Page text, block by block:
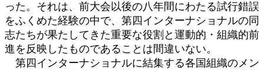
った。それは、前大会以後の八年間にわたる試行錯誤
をふくめた経験の中で、第四インターナショナルの同
志たちが果たしてきた重要な役割と運動的・組織的前
進を反映したものであることは間違いない。
第四インターナショナルに結集する各国組織のメン